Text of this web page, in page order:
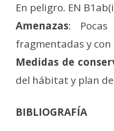
En peligro. EN
Amenazas: Pocas
fragmentadas y con
Medidas de
del hábitat y plan
BIBLIOGRAFÍA